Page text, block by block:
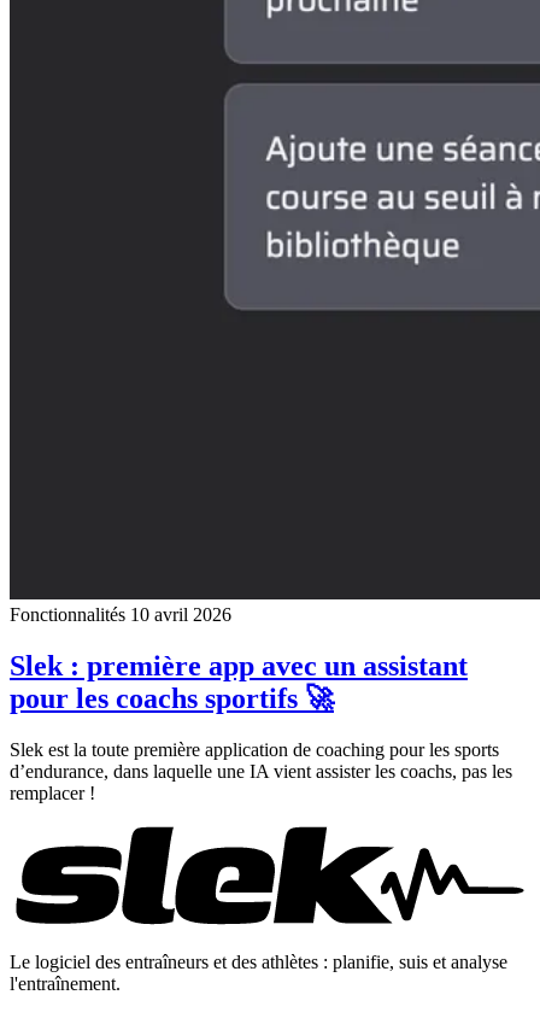
Fonctionnalités 10 avril 2026
Slek : première app avec un assistant
pour les coachs sportifs 🚀
Slek est la toute première application de coaching pour les sports
d’endurance, dans laquelle une IA vient assister les coachs, pas les
remplacer !
Le logiciel des entraîneurs et des athlètes : planifie, suis et analyse
l'entraînement.